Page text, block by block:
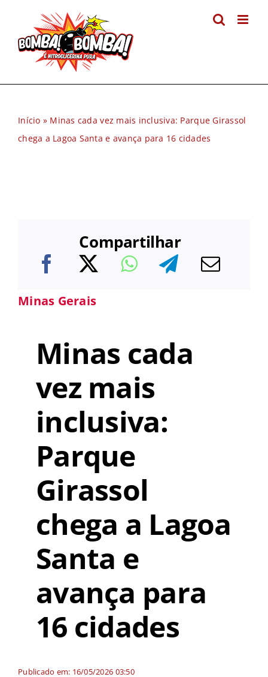
conteúdo
Início » Minas cada vez mais inclusiva: Parque Girassol
chega a Lagoa Santa e avança para 16 cidades
Compartilhar
Minas Gerais
Minas cada
vez mais
inclusiva:
Parque
Girassol
chega a Lagoa
Santa e
avança para
16 cidades
Publicado em: 16/05/2026 03:50